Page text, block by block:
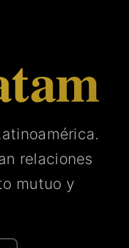
relaciones
mutuo y